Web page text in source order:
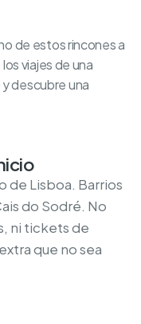
de estos rincones a
viajes de una
descubre una
de Lisboa. Barrios
do Sodré. No
ni tickets de
que no sea